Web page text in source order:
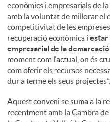
econòmics i empresarials de
amb la voluntat de millorar el
competitivitat de les
recuperació econòmica i estar
empresarial de la demarcació
moment com l'actual, on és
com oferir els recursos
dur a terme els seus projectes”.
Aquest conveni se suma a la
recentment amb la Cambra de